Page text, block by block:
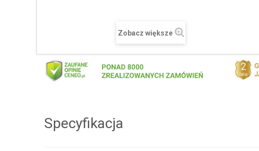
Zobacz większe
Specyfikacja